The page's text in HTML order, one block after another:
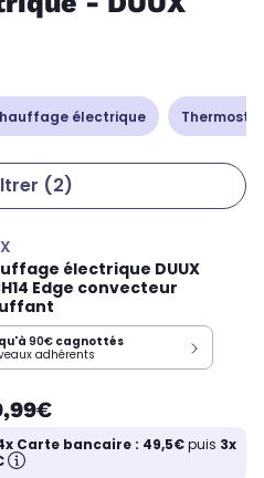
électrique
(2)
électrique DUUX
Edge convecteur
90€ cagnottés
adhérents
Carte bancaire : 49,5€puis 3x